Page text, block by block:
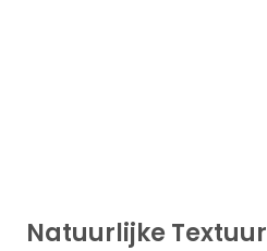
Natuurlijke Textuur